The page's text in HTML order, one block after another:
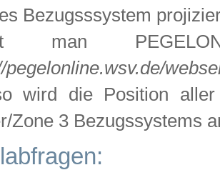
Bezugsssystem
man
pegelonline.wsv.de/
wird die Position
Zone 3 Bezugssystems